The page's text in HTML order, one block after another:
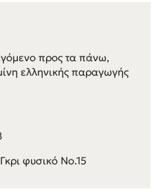
προς τα πάνω,
ελληνικής παραγωγής
Γκρι φυσικό No.15